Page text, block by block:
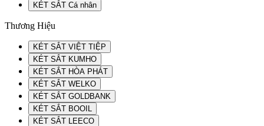
KÉT SẮT Cá nhân
Thương Hiệu
KÉT SẮT VIỆT TIỆP
KÉT SẮT KUMHO
KÉT SẮT HÒA PHÁT
KÉT SẮT WELKO
KÉT SẮT GOLDBANK
KÉT SẮT BOOIL
KÉT SẮT LEECO